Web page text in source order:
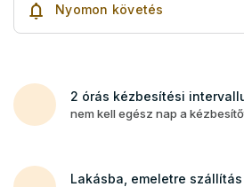
Nyomon követés
2 órás kézbesítési
nem kell egész nap a
Lakásba, emeletre szállítás